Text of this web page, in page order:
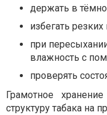
держать в
избегать
при
влажность с
проверять
Грамотное
структуру табака на